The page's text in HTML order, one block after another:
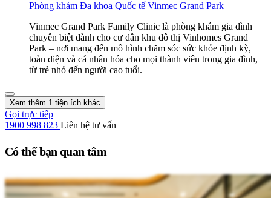
Phòng khám Đa khoa Quốc tế Vinmec Grand Park
Vinmec Grand Park Family Clinic là phòng khám gia đình
chuyên biệt dành cho cư dân khu đô thị Vinhomes Grand
Park – nơi mang đến mô hình chăm sóc sức khỏe định kỳ,
toàn diện và cá nhân hóa cho mọi thành viên trong gia đình,
từ trẻ nhỏ đến người cao tuổi.
Xem thêm 1 tiện ích khác
Gọi trực tiếp
1900 998 823 Liên hệ tư vấn
Có thể bạn quan tâm